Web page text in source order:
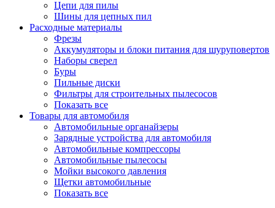
Цепи для пилы
Шины для цепных пил
Расходные материалы
Фрезы
Аккумуляторы и блоки питания для шуруповертов
Наборы сверел
Буры
Пильные диски
Фильтры для строительных пылесосов
Показать все
Товары для автомобиля
Автомобильные органайзеры
Зарядные устройства для автомобиля
Автомобильные компрессоры
Автомобильные пылесосы
Мойки высокого давления
Щетки автомобильные
Показать все